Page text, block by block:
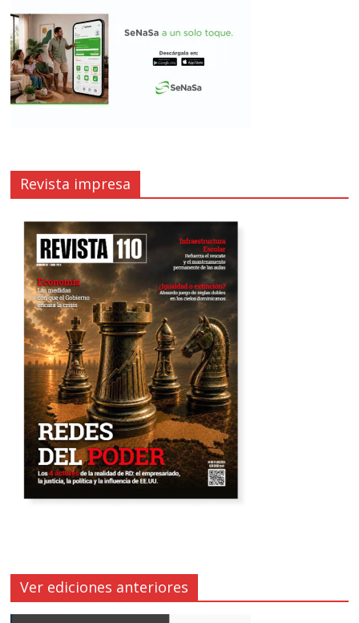
Revista impresa
Ver ediciones anteriores